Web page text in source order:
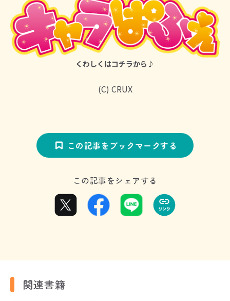
くわしくはコチラから♪
(C) CRUX
この記事をブックマークする
この記事をシェアする
関連書籍